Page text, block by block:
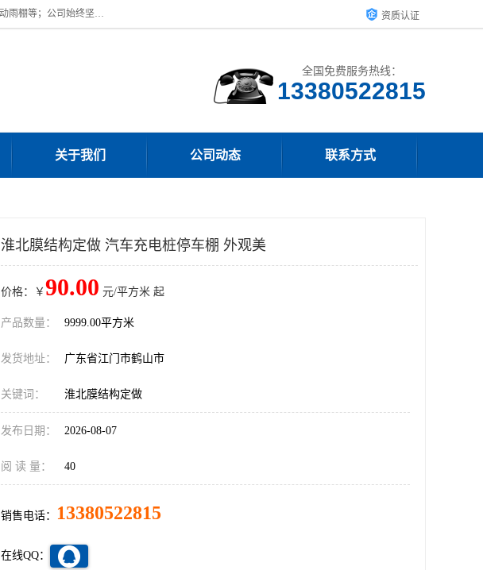
广东鼎新钢结构工程有限公司是一家制作大型电动雨棚厂家;主营：电动推拉雨棚、厂房过道雨棚、电动伸缩雨棚、停车棚、移动雨棚等；公司始终坚持结构创新,品质优越,美观形象,且售后服务好。公司充分吸纳当今休闲用品的前端技术和风格,为您带来质价相宜,时尚典雅的各种户外用品, 资质认证
全国免费服务热线：
13380522815
关于我们 公司动态 联系方式
淮北膜结构定做 汽车充电桩停车棚 外观美
价格：￥ 90.00 元/平方米 起
产品数量： 9999.00平方米
发货地址： 广东省江门市鹤山市
关键词： 淮北膜结构定做
发布日期： 2026-08-07
阅 读 量： 40
销售电话： 13380522815
在线QQ：